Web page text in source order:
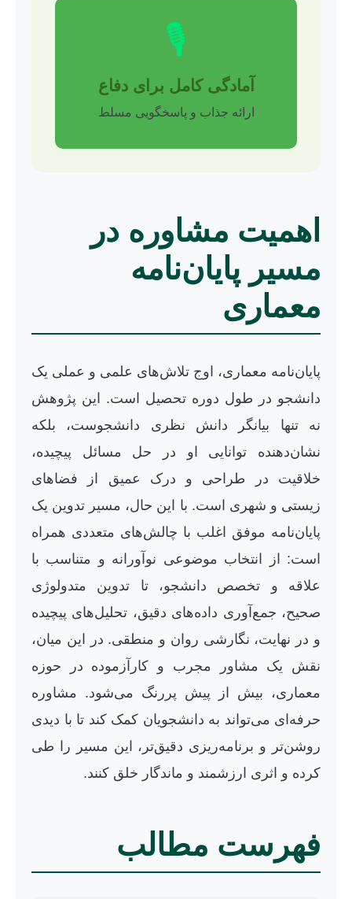
🎙️
آمادگی کامل برای دفاع
ارائه جذاب و پاسخگویی مسلط
اهمیت مشاوره در
مسیر پایان‌نامه
معماری
پایان‌نامه معماری، اوج تلاش‌های علمی و عملی یک
دانشجو در طول دوره تحصیل است. این پژوهش
نه تنها بیانگر دانش نظری دانشجوست، بلکه
نشان‌دهنده توانایی او در حل مسائل پیچیده،
خلاقیت در طراحی و درک عمیق از فضاهای
زیستی و شهری است. با این حال، مسیر تدوین یک
پایان‌نامه موفق اغلب با چالش‌های متعددی همراه
است: از انتخاب موضوعی نوآورانه و متناسب با
علاقه و تخصص دانشجو، تا تدوین متدولوژی
صحیح، جمع‌آوری داده‌های دقیق، تحلیل‌های پیچیده
و در نهایت، نگارشی روان و منطقی. در این میان،
نقش یک مشاور مجرب و کارآزموده در حوزه
معماری، بیش از پیش پررنگ می‌شود. مشاوره
حرفه‌ای می‌تواند به دانشجویان کمک کند تا با دیدی
روشن‌تر و برنامه‌ریزی دقیق‌تر، این مسیر را طی
کرده و اثری ارزشمند و ماندگار خلق کنند.
فهرست مطالب